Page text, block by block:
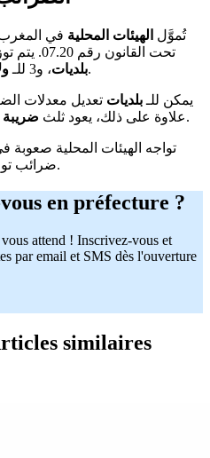
تُموَّل الهيئات المحلية في
تحت القانون رقم 07.20. يتم توزيع سبعين منها بينها. هناك 11 للـ
بلديات، و3 للـ .
يمكن للـ بلديات تعديل معدلات
علاوة على ذلك، يعود ثلث ضريبة إليهم للمساعدة.
تواجه الهيئات المحلية صعوبة
ضرائب تولد الغالبية العظمى من الإيرادات.
en préfecture ?
attend ! Inscrivez-vous et
par email et SMS dès l'ouverture
similaires